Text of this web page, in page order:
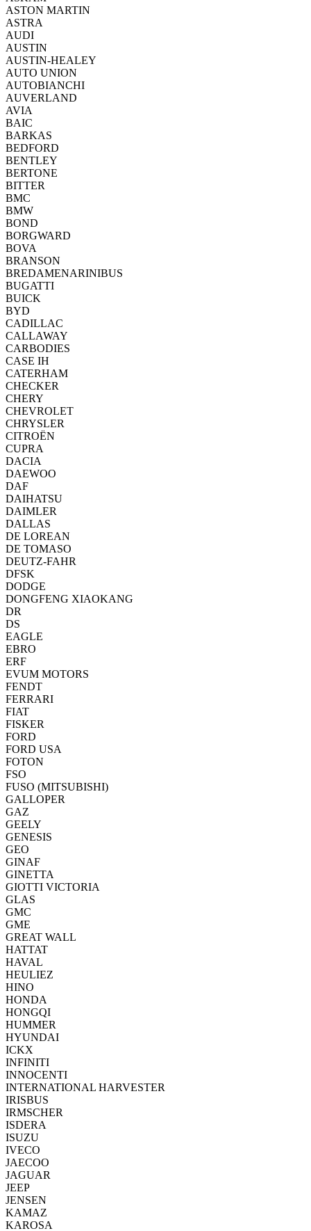
ASTON MARTIN
ASTRA
AUDI
AUSTIN
AUSTIN-HEALEY
AUTO UNION
AUTOBIANCHI
AUVERLAND
AVIA
BAIC
BARKAS
BEDFORD
BENTLEY
BERTONE
BITTER
BMC
BMW
BOND
BORGWARD
BOVA
BRANSON
BREDAMENARINIBUS
BUGATTI
BUICK
BYD
CADILLAC
CALLAWAY
CARBODIES
CASE IH
CATERHAM
CHECKER
CHERY
CHEVROLET
CHRYSLER
CITROËN
CUPRA
DACIA
DAEWOO
DAF
DAIHATSU
DAIMLER
DALLAS
DE LOREAN
DE TOMASO
DEUTZ-FAHR
DFSK
DODGE
DONGFENG XIAOKANG
DR
DS
EAGLE
EBRO
ERF
EVUM MOTORS
FENDT
FERRARI
FIAT
FISKER
FORD
FORD USA
FOTON
FSO
FUSO (MITSUBISHI)
GALLOPER
GAZ
GEELY
GENESIS
GEO
GINAF
GINETTA
GIOTTI VICTORIA
GLAS
GMC
GME
GREAT WALL
HATTAT
HAVAL
HEULIEZ
HINO
HONDA
HONGQI
HUMMER
HYUNDAI
ICKX
INFINITI
INNOCENTI
INTERNATIONAL HARVESTER
IRISBUS
IRMSCHER
ISDERA
ISUZU
IVECO
JAECOO
JAGUAR
JEEP
JENSEN
KAMAZ
KAROSA